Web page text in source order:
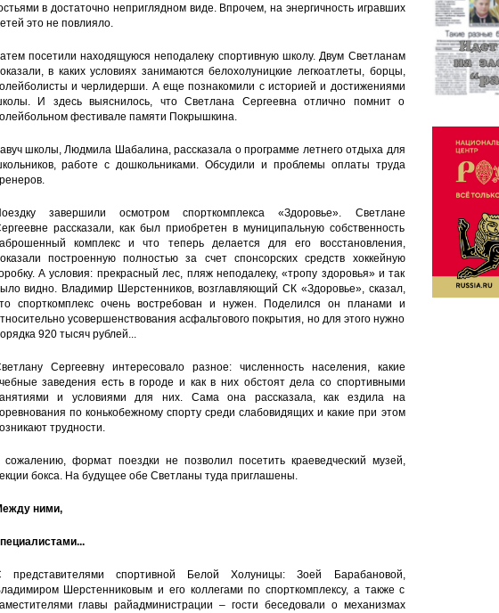
в достаточно неприглядном виде. Впрочем, на энергичность игравших
это не повлияло.
посетили находящуюся неподалеку спортивную школу. Двум Светланам
в каких условиях занимаются белохолуницкие легкоатлеты, борцы,
и черлидерши. А еще познакомили с историей и достижениями
И здесь выяснилось, что Светлана Сергеевна отлично помнит о
фестивале памяти Покрышкина.
школы, Людмила Шабалина, рассказала о программе летнего отдыха для
работе с дошкольниками. Обсудили и проблемы оплаты труда
завершили осмотром спорткомплекса «Здоровье». Светлане
рассказали, как был приобретен в муниципальную собственность
комплекс и что теперь делается для его восстановления,
построенную полностью за счет спонсорских средств хоккейную
А условия: прекрасный лес, пляж неподалеку, «тропу здоровья» и так
видно. Владимир Шерстенников, возглавляющий СК «Здоровье», сказал,
спорткомплекс очень востребован и нужен. Поделился он планами и
усовершенствования асфальтового покрытия, но для этого нужно
920 тысяч рублей...
Сергеевну интересовало разное: численность населения, какие
заведения есть в городе и как в них обстоят дела со спортивными
и условиями для них. Сама она рассказала, как ездила на
по конькобежному спорту среди слабовидящих и какие при этом
трудности.
сожалению, формат поездки не позволил посетить краеведческий музей,
бокса. На будущее обе Светланы туда приглашены.
ними,
представителями спортивной Белой Холуницы: Зоей Барабановой,
Шерстенниковым и его коллегами по спорткомплексу, а также с
главы райадминистрации – гости беседовали о механизмах